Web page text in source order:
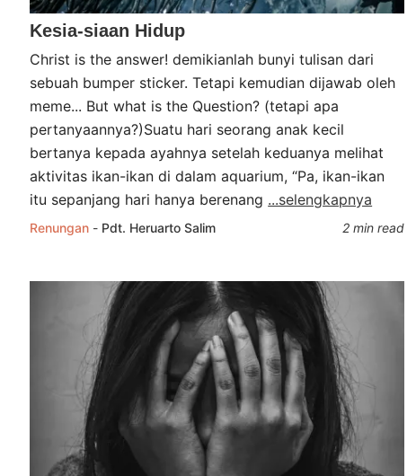
Kesia-siaan Hidup
Christ is the answer! demikianlah bunyi tulisan dari
sebuah bumper sticker. Tetapi kemudian dijawab oleh
meme... But what is the Question? (tetapi apa
pertanyaannya?)Suatu hari seorang anak kecil
bertanya kepada ayahnya setelah keduanya melihat
aktivitas ikan-ikan di dalam aquarium, “Pa, ikan-ikan
itu sepanjang hari hanya berenang ...selengkapnya
Renungan - Pdt. Heruarto Salim 2 min read